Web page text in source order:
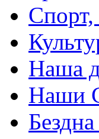
Спорт,
Наша
Наши